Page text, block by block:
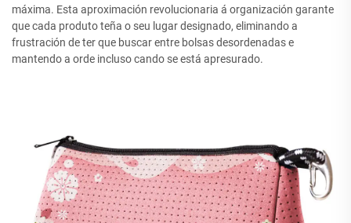
máxima. Esta aproximación revolucionaria á organización garante
que cada produto teña o seu lugar designado, eliminando a
frustración de ter que buscar entre bolsas desordenadas e
mantendo a orde incluso cando se está apresurado.